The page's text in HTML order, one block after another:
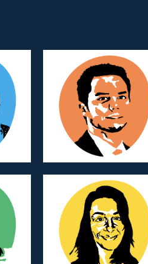
Mathieu SAIL
Membre d’Honneur
Team Social Media
David DARGELOSSE
Membre d’Honneur
Team Program